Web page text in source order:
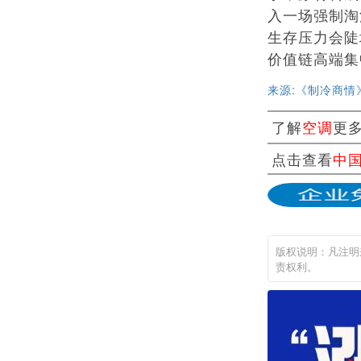
入一场强制
生存压力会
价值链高端
来源:《制冷商情
了解空调更
点击查看中
版权说明：凡注
责权利。